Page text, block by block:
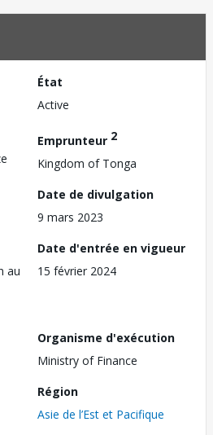
État
Active
Emprunteur 2
Kingdom of Tonga
Date de divulgation
9 mars 2023
au
Date d'entrée en vigueur
15 février 2024
Organisme d'exécution
Ministry of Finance
Région
Asie de l’Est et Pacifique